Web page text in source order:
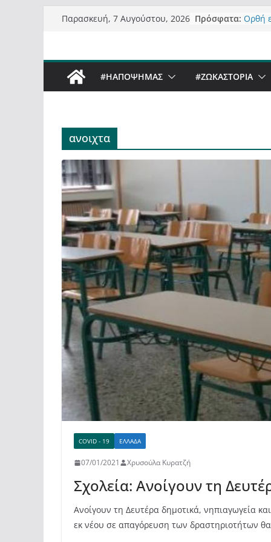
Μετάβαση
Παρασκευή, 7 Αυγούστου, 2026 Πρόσφατα: Ορθή
Sky
Πόσο
#ΗΑΠΟΨΗΜΑΣ #ZΩΚΑΣΤΟΡΙΑ
ανοιχτα
COVID - 19 ΕΛΛΆΔΑ
07/01/2021 Χρυσούλα Κυρατζή
Σχολεία: Ανοίγουν τη
Ανοίγουν τη Δευτέρα δημοτικά, νηπιαγωγεία
εκ νέου σε απαγόρευση των δραστηριοτήτων θα